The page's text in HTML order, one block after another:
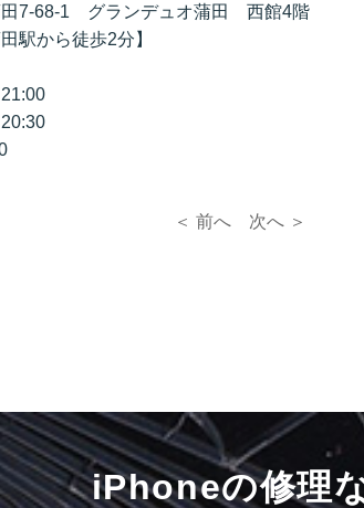
田7-68-1 グランデュオ蒲田 西館4階
駅から徒歩2分】
＜ 前へ 次へ ＞
iPhoneの修理